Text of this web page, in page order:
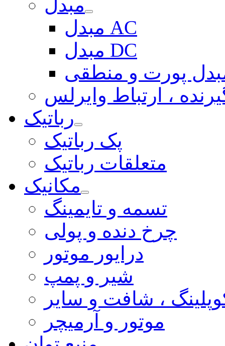
مبدل
مبدل AC
مبدل DC
پورت و منطقی
، ارتباط وایرلس
رباتیک
پک رباتیک
متعلقات رباتیک
مکانیک
تسمه و تایمینگ
چرخ دنده و پولی
درایور موتور
شیر و پمپ
، شافت و سایر
موتور و آرمیچر